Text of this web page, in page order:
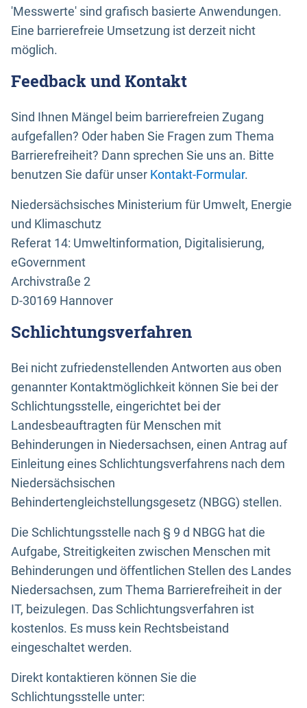
'Messwerte' sind grafisch basierte Anwendungen.
Eine barrierefreie Umsetzung ist derzeit nicht
möglich.
Feedback und Kontakt
Sind Ihnen Mängel beim barrierefreien Zugang
aufgefallen? Oder haben Sie Fragen zum Thema
Barrierefreiheit? Dann sprechen Sie uns an. Bitte
benutzen Sie dafür unser Kontakt-Formular.
Niedersächsisches Ministerium für Umwelt, Energie
und Klimaschutz
Referat 14: Umweltinformation, Digitalisierung,
eGovernment
Archivstraße 2
D-30169 Hannover
Schlichtungsverfahren
Bei nicht zufriedenstellenden Antworten aus oben
genannter Kontaktmöglichkeit können Sie bei der
Schlichtungsstelle, eingerichtet bei der
Landesbeauftragten für Menschen mit
Behinderungen in Niedersachsen, einen Antrag auf
Einleitung eines Schlichtungsverfahrens nach dem
Niedersächsischen
Behindertengleichstellungsgesetz (NBGG) stellen.
Die Schlichtungsstelle nach § 9 d NBGG hat die
Aufgabe, Streitigkeiten zwischen Menschen mit
Behinderungen und öffentlichen Stellen des Landes
Niedersachsen, zum Thema Barrierefreiheit in der
IT, beizulegen. Das Schlichtungsverfahren ist
kostenlos. Es muss kein Rechtsbeistand
eingeschaltet werden.
Direkt kontaktieren können Sie die
Schlichtungsstelle unter: